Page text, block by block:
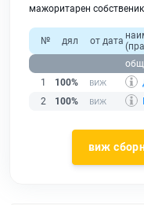
мажоритарен
№ дял от дата
1
100%
2
100%
виж